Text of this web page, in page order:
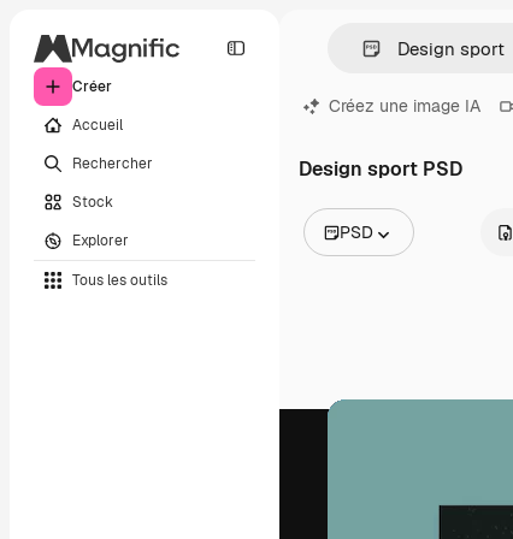
Créer
Accueil
Rechercher
Stock
Explorer
Tous les outils
Créez une image IA
Design sport PSD
PSD
Vidéos